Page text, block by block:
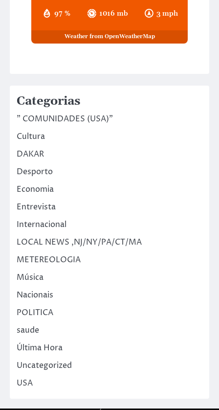
97 % 1016 mb 3 mph
Weather from OpenWeatherMap
Categorias
" COMUNIDADES (USA)"
Cultura
DAKAR
Desporto
Economia
Entrevista
Internacional
LOCAL NEWS ,NJ/NY/PA/CT/MA
METEREOLOGIA
Música
Nacionais
POLITICA
saude
Última Hora
Uncategorized
USA